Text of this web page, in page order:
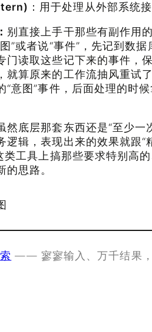
：用于处理从外部系统
别直接上手干那些有副作用
”或者说“事件”，先记到数
门读取这些记下来的事件，
就算原来的工作流抽风重试
“意图”事件，后面处理的时
底层那套东西还是“至少一
逻辑，表现出来的效果就跟“
工具上搞那些要求特别高
思路。
—— 寥寥输入、万千结果